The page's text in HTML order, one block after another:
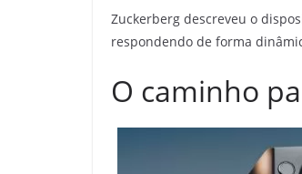
Zuckerberg descreveu o
respondendo de forma
O caminho